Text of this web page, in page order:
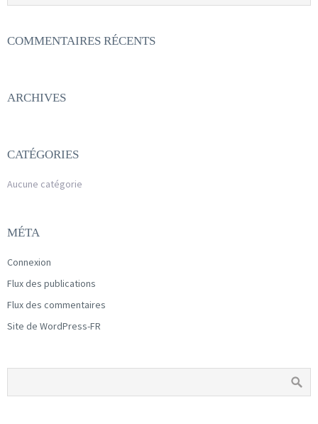
COMMENTAIRES RÉCENTS
ARCHIVES
CATÉGORIES
Aucune catégorie
MÉTA
Connexion
Flux des publications
Flux des commentaires
Site de WordPress-FR